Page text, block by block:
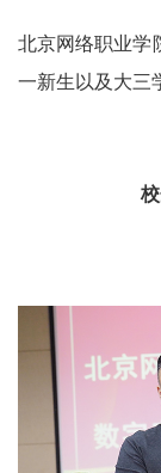
北京网络职业学
一新生以及大三